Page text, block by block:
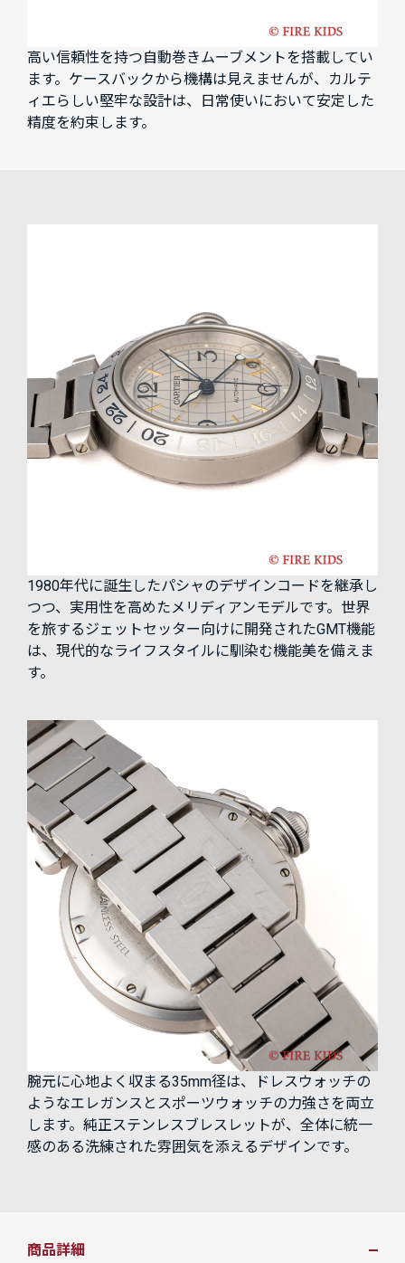
高い信頼性を持つ自動巻きムーブメントを搭載してい
ます。ケースバックから機構は見えませんが、カルテ
ィエらしい堅牢な設計は、日常使いにおいて安定した
精度を約束します。
1980年代に誕生したパシャのデザインコードを継承し
つつ、実用性を高めたメリディアンモデルです。世界
を旅するジェットセッター向けに開発されたGMT機能
は、現代的なライフスタイルに馴染む機能美を備えま
す。
腕元に心地よく収まる35mm径は、ドレスウォッチの
ようなエレガンスとスポーツウォッチの力強さを両立
します。純正ステンレスブレスレットが、全体に統一
感のある洗練された雰囲気を添えるデザインです。
商品詳細